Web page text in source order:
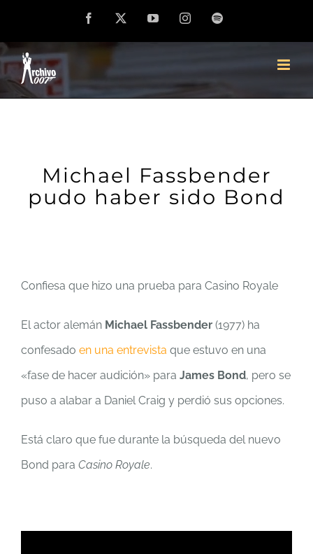
contenido
Facebook YouTubeInstagramSpotify
Michael Fassbender
pudo haber sido Bond
Confiesa que hizo una prueba para Casino Royale
El actor alemán Michael Fassbender (1977) ha
confesado en una entrevista que estuvo en una
«fase de hacer audición» para James Bond, pero se
puso a alabar a Daniel Craig y perdió sus opciones.
Está claro que fue durante la búsqueda del nuevo
Bond para Casino Royale.